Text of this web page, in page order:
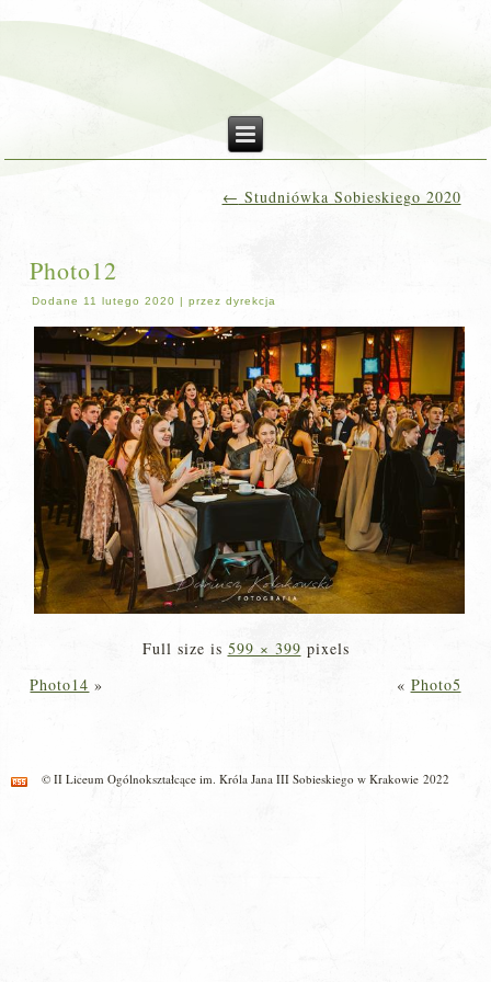
← Studniówka Sobieskiego 2020
Photo12
Dodane 11 lutego 2020 |przez dyrekcja
Full size is 599 × 399 pixels
Photo14 » « Photo5
© II Liceum Ogólnokształcące im. Króla Jana III Sobieskiego w Krakowie 2022